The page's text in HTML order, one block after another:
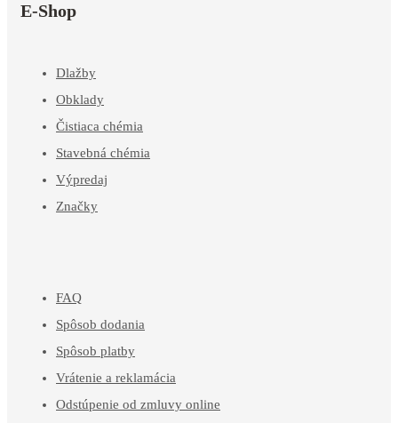
E-Shop
Dlažby
Obklady
Čistiaca chémia
Stavebná chémia
Výpredaj
Značky
FAQ
Spôsob dodania
Spôsob platby
Vrátenie a reklamácia
Odstúpenie od zmluvy online